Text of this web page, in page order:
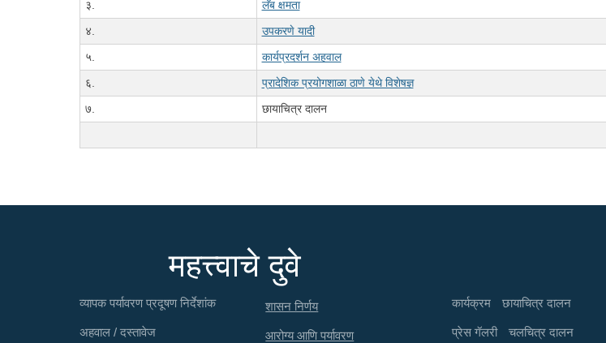
३.
लॅब क्षमता
४.
उपकरणे यादी
५.
कार्यप्रदर्शन अहवाल
६.
प्रादेशिक प्रयोगशाळा ठाणे येथे विशेषज्ञ
७.
छायाचित्र दालन
महत्त्वाचे दुवे
व्यापक पर्यावरण प्रदूषण निर्देशांक
अहवाल / दस्तावेज
शासन निर्णय
आरोग्य आणि पर्यावरण
कार्यक्रम छायाचित्र दालन
प्रेस गॅलरी चलचित्र दालन